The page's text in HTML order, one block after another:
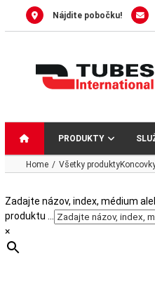
Nájdite pobočku!
PRODUKTY
Home Všetky produkty
Zadajte názov, index, médium
produktu …
×